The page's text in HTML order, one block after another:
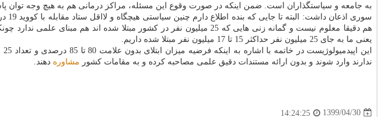
به جامعه و سیاستگذاران است. ضمن اینکه در صورت وقوع این مسئله، مراکز درمانی هم به هیچ وجه توان
یعنی ما به جای 25 میلیون نفر حداکثر 15 تا 17 میلیون نفر مبتلا شده داریم.
ندارند وارد شوند و بدون ارائه مستندات دقیق علمی مصاحبه کرده و به مقامات کشور مشاوره دهند.
1399/04/30
14:24:25